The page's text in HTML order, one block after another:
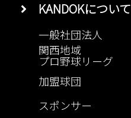
KANDOKについて
一般社団法人
関西地域
プロ野球リーグ
加盟球団
スポンサー